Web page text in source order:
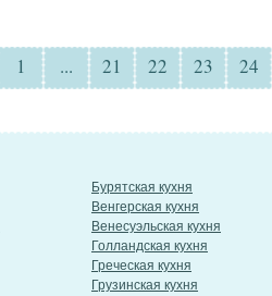
1 ... 21 22 23 24
Бурятская кухня
Венгерская кухня
Венесуэльская кухня
Голландская кухня
Греческая кухня
Грузинская кухня